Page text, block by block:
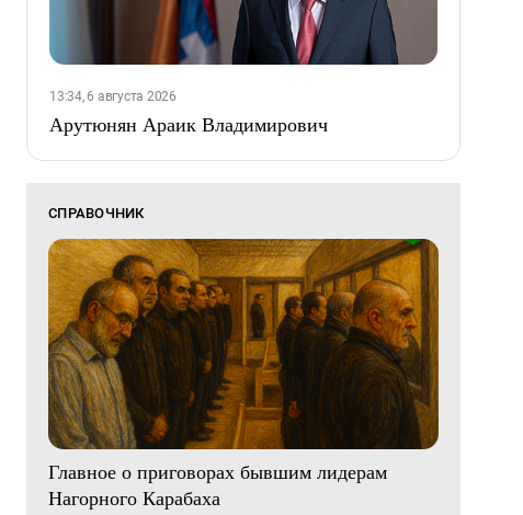
13:34, 6 августа 2026
Арутюнян Араик Владимирович
СПРАВОЧНИК
Главное о приговорах бывшим лидерам
Нагорного Карабаха